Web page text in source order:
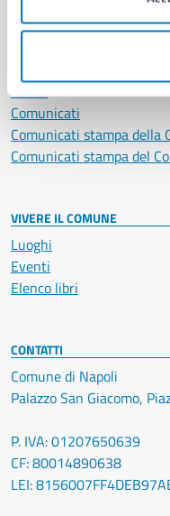
Avvisi
Comunicati
Comunicati stampa della
Comunicati stampa del
VIVERE IL COMUNE
Luoghi
Eventi
Elenco libri
CONTATTI
Comune di Napoli
Palazzo San Giacomo,
P. IVA: 01207650639
CF: 80014890638
LEI: